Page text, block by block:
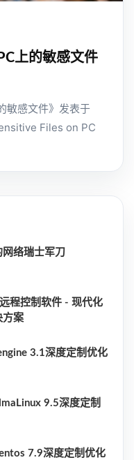
上的敏感文件
敏感文件》发表于
Files on PC
络瑞士军刀
程控制软件 - 现代化
方案
3.1深度定制优化
9.5深度定制
7.9深度定制优化